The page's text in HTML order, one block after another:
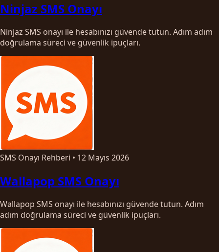
Ninjaz SMS Onayı
Ninjaz SMS onayı ile hesabınızı güvende tutun. Adım adım
doğrulama süreci ve güvenlik ipuçları.
SMS Onayı Rehberi • 12 Mayıs 2026
Wallapop SMS Onayı
Wallapop SMS onayı ile hesabınızı güvende tutun. Adım
adım doğrulama süreci ve güvenlik ipuçları.